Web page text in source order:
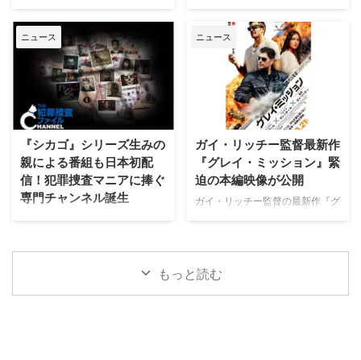
ホランド演じるピーター・パーカ
ー＝スパイダーマンの新たなる物
語、『スパイダーマン：ブラン
ド・ニュー・デイ』が大ヒット …
時更新） NHK・NHK BSで放送
中＆放送予定の海外ドラマ 海外
ドラマ『DOC（ドック） あす
へのカルテ』 NHK BSプレミアム
4K｜毎週（木） 17：00～ イタ
リア発！ 12年間の記憶を失った
エリート医師の物語。 原作 ピエ
ト ルカ・アルジェンテーロ、マ
ティルデ・ジョリ、サラ・ラッザ
ーロ ほか ≫≫『DOC（ドッ
ク）3 あすへのカルテ』詳細 海
英国ヨークシャー地方を舞台に、
土地の伝承と家族の崩壊を描くフ
ォーク・ホラー映画『スターヴ・
エイカー 召喚』。公開に先駆け
て、不穏な空気が漂う日本版予告
映像と、英国らしい曇天の世界観
が印象的な場面写真が一挙に公開
された。 土地に眠る伝承と家族
の崩壊を描く、静謐なるフォー
ク・ホラー リチャードとジュリ
エット夫妻が最近移り住んだ英国
ヨークシャー地方の人里離れた
「スターヴ・エイカー」は、家族
幼い息子オーウェンは喘息発作に
そ …
ニュース
『シカゴ』シリーズ生みの
親による番組も日本初配
信！犯罪捜査マニアに捧ぐ
専門チャンネル誕生
日本唯一のミステリードラマ専門
ル」が、開局月である8月に展開
する新たなサービスとして、犯罪
捜査に特化した新たな専門チャン
ネル「THE 犯罪捜査ファイル・
ニュース
ガイ・リッチー監督最新作
『グレイ・ミッション』緊
迫の本編映像が公開
ガイ・リッチー監督の最新作『グ
ヘンリー・カヴィルによるスタイ
リッシュなアクションとユーモア
が詰まった本編映像が公開され
た。さらに、著名人たちからの絶
もっと読む